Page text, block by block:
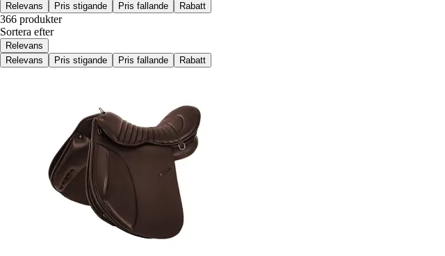
Relevans
Pris stigande Pris fallande Rabatt
366 produkter
Sortera efter
Relevans
Relevans
Pris stigande Pris fallande Rabatt